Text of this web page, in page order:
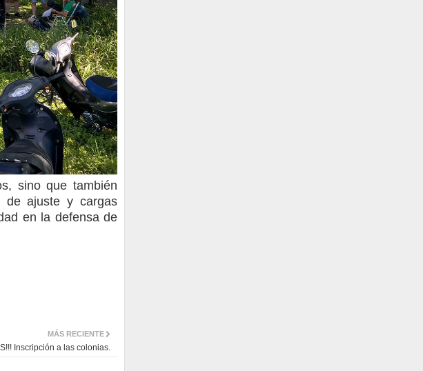
sino que también
de ajuste y cargas
en la defensa de
MÁS RECIENTE
Inscripción a las colonias.